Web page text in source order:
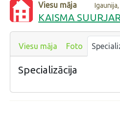
Viesu māja
KAISMA
Viesu māja Foto
Specializācija